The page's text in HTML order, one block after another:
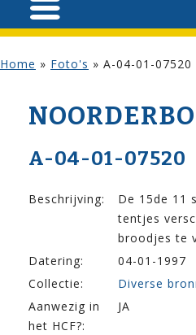
Home » Foto's » A-04-01-07520
A-04-01-07520
Beschrijving:
De 15de 11
tentjes
broodjes te
Datering:
04-01-1997
Collectie:
Diverse
Aanwezig in
het HCF?:
JA